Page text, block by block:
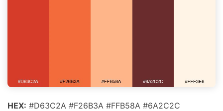
HEX: #D63C2A #F26B3A #FFB58A #6A2C2C